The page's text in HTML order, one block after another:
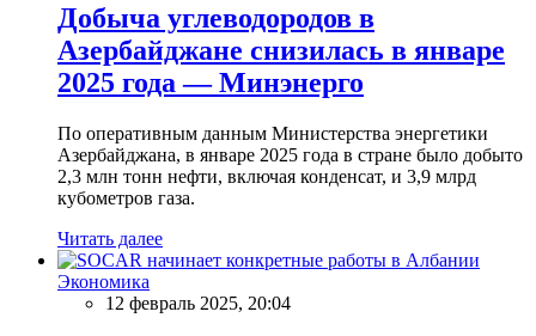
Добыча углеводородов в
Азербайджане снизилась в январе
2025 года — Минэнерго
По оперативным данным Министерства энергетики
Азербайджана, в январе 2025 года в стране было добыто
2,3 млн тонн нефти, включая конденсат, и 3,9 млрд
кубометров газа.
Читать далее
Экономика
12 февраль 2025, 20:04